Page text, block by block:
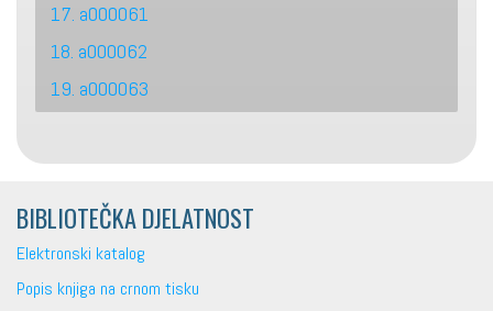
17. a000061
18. a000062
19. a000063
BIBLIOTEČKA DJELATNOST
Elektronski katalog
Popis knjiga na crnom tisku